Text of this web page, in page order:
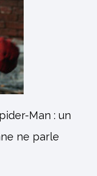
Man : un
ne parle